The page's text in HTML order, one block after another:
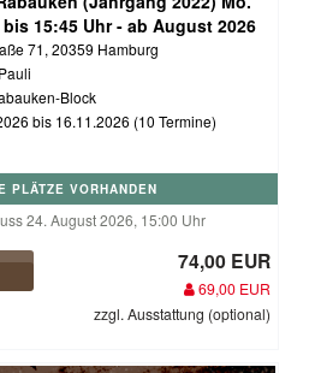
bis 15:45 Uhr - ab August 2026
71, 20359 Hamburg
Block
bis 16.11.2026 (10 Termine)
PLÄTZE VORHANDEN
24. August 2026, 15:00 Uhr
74,00 EUR
69,00 EUR
zzgl. Ausstattung (optional)